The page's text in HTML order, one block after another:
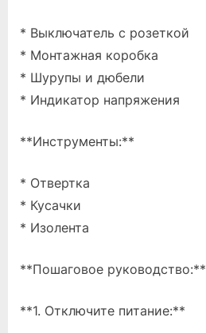
* Выключатель с розеткой
* Монтажная коробка
* Шурупы и дюбели
* Индикатор напряжения
**Инструменты:**
* Отвертка
* Кусачки
* Изолента
**Пошаговое руководство:**
**1. Отключите питание:**